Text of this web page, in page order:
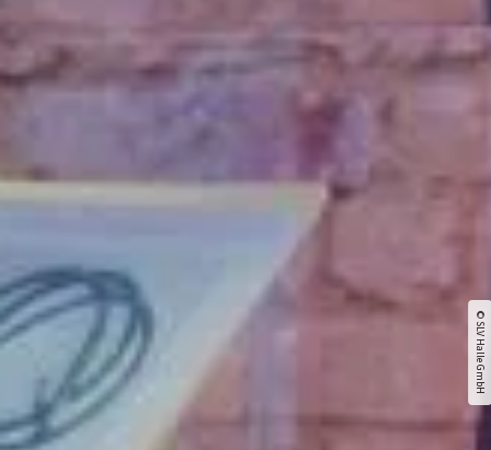
© SLV Halle GmbH